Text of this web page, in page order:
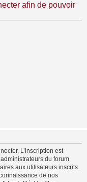
afin de pouvoir
L’inscription est
du forum
aux utilisateurs inscrits.
de nos